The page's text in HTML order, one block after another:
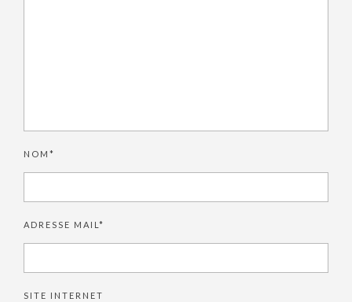
NOM*
ADRESSE MAIL*
SITE INTERNET